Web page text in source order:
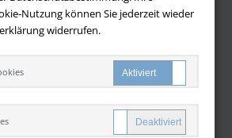
Nutzung können Sie jederzeit wieder
widerrufen.
Sie Antworten auf häufig gestellte
188
uns
innerhalb Deutschlands